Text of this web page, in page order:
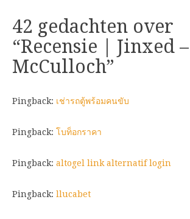
42 gedachten over
“Recensie | Jinxed
McCulloch”
Pingback: เช่ารถตู้พร้อมคนขับ
Pingback: โบท็อกราคา
Pingback: altogel link alternatif login
Pingback: llucabet